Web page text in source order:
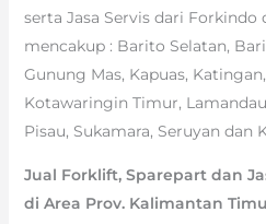
serta Jasa Servis dari Forkindo
mencakup : Barito Selatan,
Gunung Mas, Kapuas,
Kotawaringin Timur,
Pisau, Sukamara, Seruyan dan
Jual Forklift, Sparepart dan
di Area Prov. Kalimantan